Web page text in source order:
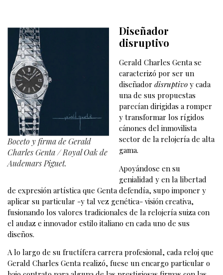
Boceto y firma de Gerald
Charles Genta / Royal Oak de
Audemars Piguet.
Diseñador
disruptivo
Gerald Charles Genta se
caracterizó por ser un
diseñador disruptivo y cada
una de sus propuestas
parecían dirigidas a romper
y transformar los rígidos
cánones del inmovilista
sector de la relojería de alta
gama.
Apoyándose en su
genialidad y en la libertad
de expresión artística que Genta defendía, supo imponer y
aplicar su particular -y tal vez genética- visión creativa,
fusionando los valores tradicionales de la relojería suiza con
el audaz e innovador estilo italiano en cada uno de sus
diseños.
A lo largo de su fructífera carrera profesional, cada reloj que
Gerald Charles Genta realizó, fuese un encargo particular o